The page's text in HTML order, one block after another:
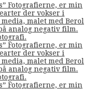
Fotografierne, er min
der vokser i
malet med Berol
analog negativ film.
Fotografierne, er min
der vokser i
malet med Berol
analog negativ film.
Fotografierne, er min